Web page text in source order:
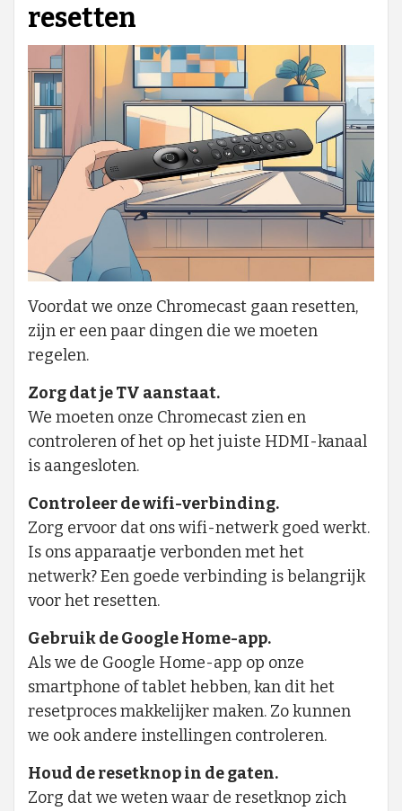
resetten
Voordat we onze Chromecast gaan resetten,
zijn er een paar dingen die we moeten
regelen.
Zorg dat je TV aanstaat.
We moeten onze Chromecast zien en
controleren of het op het juiste HDMI-kanaal
is aangesloten.
Controleer de wifi-verbinding.
Zorg ervoor dat ons wifi-netwerk goed werkt.
Is ons apparaatje verbonden met het
netwerk? Een goede verbinding is belangrijk
voor het resetten.
Gebruik de Google Home-app.
Als we de Google Home-app op onze
smartphone of tablet hebben, kan dit het
resetproces makkelijker maken. Zo kunnen
we ook andere instellingen controleren.
Houd de resetknop in de gaten.
Zorg dat we weten waar de resetknop zich